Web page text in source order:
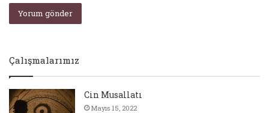
Çalışmalarımız
Cin Musallatı
Mayıs 15, 2022